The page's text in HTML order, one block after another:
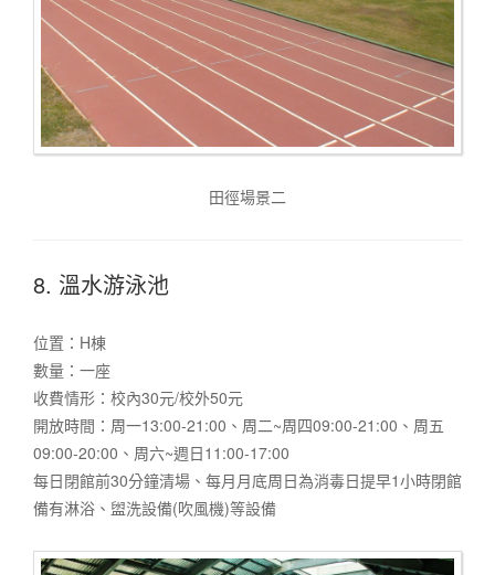
田徑場景二
8. 溫水游泳池
位置：H棟
數量：一座
收費情形：校內30元/校外50元
開放時間：周一13:00-21:00、周二~周四09:00-21:00、周五
09:00-20:00、周六~週日11:00-17:00
每日閉館前30分鐘清場、每月月底周日為消毒日提早1小時閉館
備有淋浴、盥洗設備(吹風機)等設備